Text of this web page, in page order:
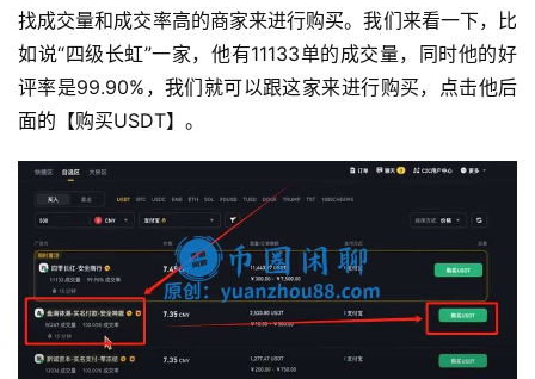
找成交量和成交率高的商家来进行购买。我们来看一下，比
如说“四级长虹”一家，他有11133单的成交量，同时他的好
评率是99.90%，我们就可以跟这家来进行购买，点击他后
面的【购买USDT】。